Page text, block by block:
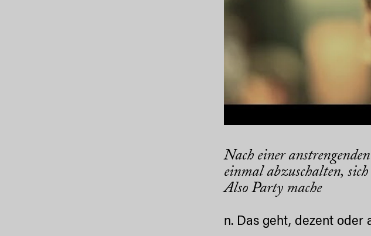
Nach einer
einmal abzuschalten,
Also Party mache
n. Das geht, dezent oder